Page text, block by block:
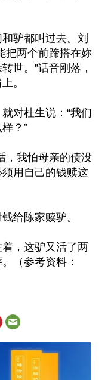
驴都叫过去。刘
把两个前蹄搭在妳
世。”话音刚落，
。
对杜生说：“我们
？”
，我怕母亲的债没
用自己的钱赎这
给陈家赎驴。
，这驴又活了两
（参考资料：